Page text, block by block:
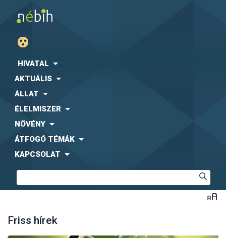
HIVATAL
AKTUÁLIS
ÁLLAT
ÉLELMISZER
NÖVÉNY
ÁTFOGÓ TÉMÁK
KAPCSOLAT
Friss hírek